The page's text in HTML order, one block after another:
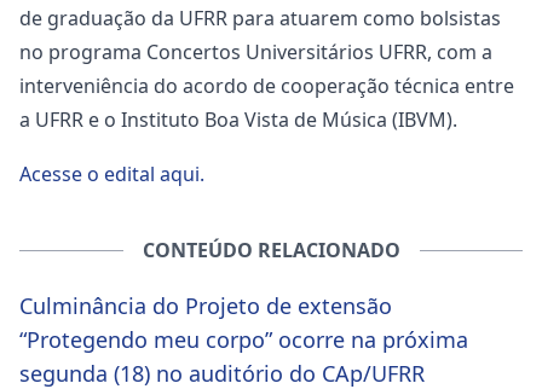
de graduação da UFRR para atuarem como bolsistas
no programa Concertos Universitários UFRR, com a
interveniência do acordo de cooperação técnica entre
a UFRR e o Instituto Boa Vista de Música (IBVM).
Acesse o edital aqui.
CONTEÚDO RELACIONADO
Culminância do Projeto de extensão
“Protegendo meu corpo” ocorre na próxima
segunda (18) no auditório do CAp/UFRR